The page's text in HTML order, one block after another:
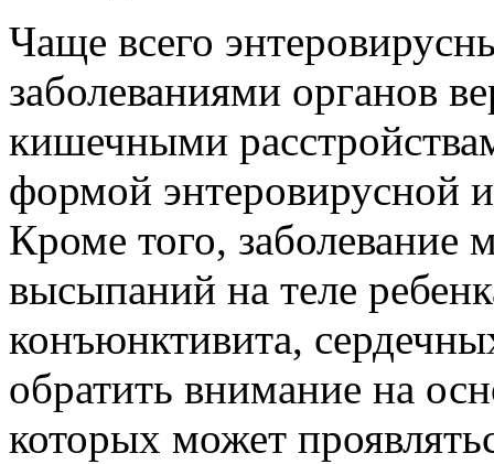
Чаще всего
заболеваниями органов
кишечными
формой энтеровирусной
Кроме того, заболевание
высыпаний на теле
конъюнктивита,
обратить внимание на
которых может